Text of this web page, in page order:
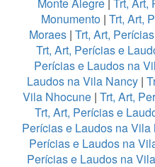
Monte Alegre| Trt, Art,
Monumento | Trt, Art,
Moraes| Trt, Art,
Trt, Art, Perícias e
Perícias e Laudos na
Laudos na Vila Nancy|
Vila Nhocune| Trt, Art,
Trt, Art, Perícias e
Perícias e Laudos na
Perícias e Laudos na
Perícias e Laudos na